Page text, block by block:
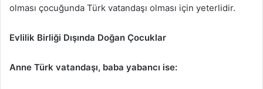
olması çocuğunda Türk vatandaşı olması için yeterlidir.
Evlilik Birliği Dışında Doğan Çocuklar
Anne Türk vatandaşı, baba yabancı ise: